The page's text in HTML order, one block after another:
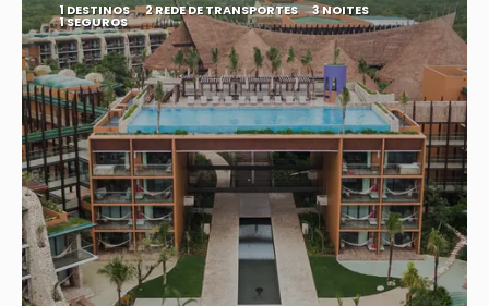
1 DESTINOS 2 REDE DE TRANSPORTES 3 NOITES
1 SEGUROS